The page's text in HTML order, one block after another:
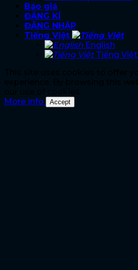
Báo giá
ĐĂNG KÍ
ĐĂNG NHẬP
Tiếng Việt
English
Tiếng Việt
More info
Accept